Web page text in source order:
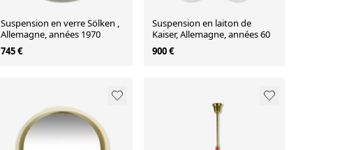
Suspension en verre Sölken ,
Allemagne, années 1970
745 €
Suspension en laiton de
Kaiser, Allemagne, années 60
900 €